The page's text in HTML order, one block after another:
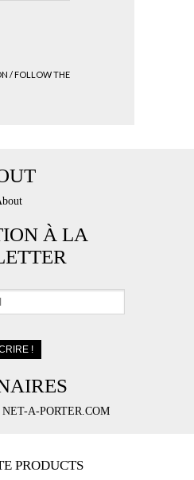
/ FOLLOW THE
À LA
PRODUCTS